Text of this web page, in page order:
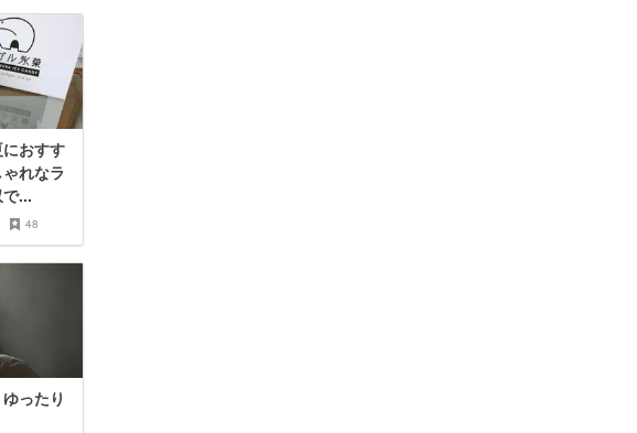
おすす
れなラ
...
48
ったり